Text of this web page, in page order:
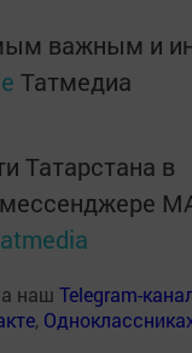
важным и
Татмедиа
Татарстана в
наш Telegram-
,